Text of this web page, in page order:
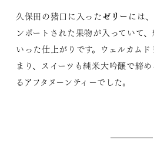
久保田の猪口に入ったゼリー には
ンポートされた果物が入っていて
いった仕上がりです。ウェルカム
まり、スイーツも純米大吟醸で締
るアフタヌーンティーでした。